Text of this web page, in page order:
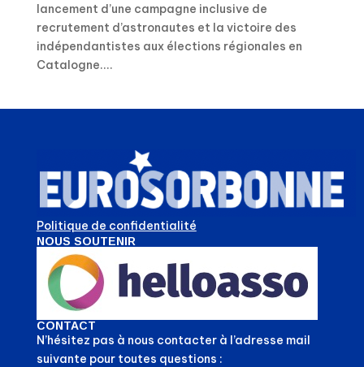
lancement d’une campagne inclusive de
recrutement d’astronautes et la victoire des
indépendantistes aux élections régionales en
Catalogne....
Politique de confidentialité
NOUS SOUTENIR
CONTACT
N’hésitez pas à nous contacter à l’adresse mail
suivante pour toutes questions :